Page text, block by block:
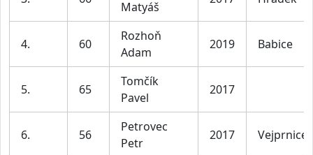
Matyáš
4. 60
Rozhoň
Adam
2019 Babice
5. 65
Tomčík
Pavel
2017
6. 56
Petrovec
Petr
2017 Vejprnice